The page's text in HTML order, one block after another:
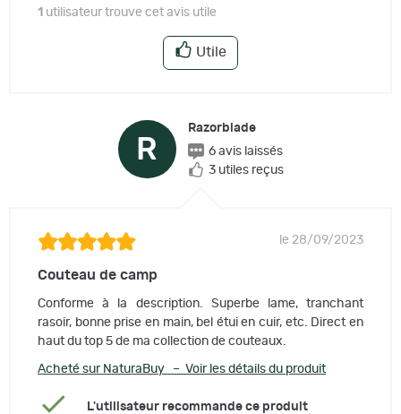
1 utilisateur trouve cet avis utile
Utile
R
Razorblade
6 avis laissés
3 utiles reçus
le 28/09/2023
Couteau de camp
Conforme à la description. Superbe lame, tranchant
rasoir, bonne prise en main, bel étui en cuir, etc. Direct en
haut du top 5 de ma collection de couteaux.
Acheté sur NaturaBuy – Voir les détails du produit
L'utilisateur recommande ce produit